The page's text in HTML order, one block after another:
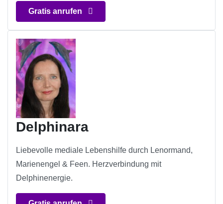
Gratis anrufen
Delphinara
Liebevolle mediale Lebenshilfe durch Lenormand,
Marienengel & Feen. Herzverbindung mit
Delphinenergie.